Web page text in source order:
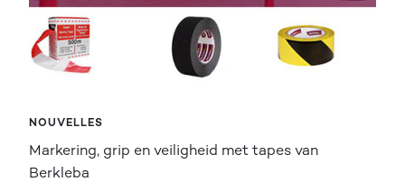
NOUVELLES
Markering, grip en veiligheid met tapes van
Berkleba